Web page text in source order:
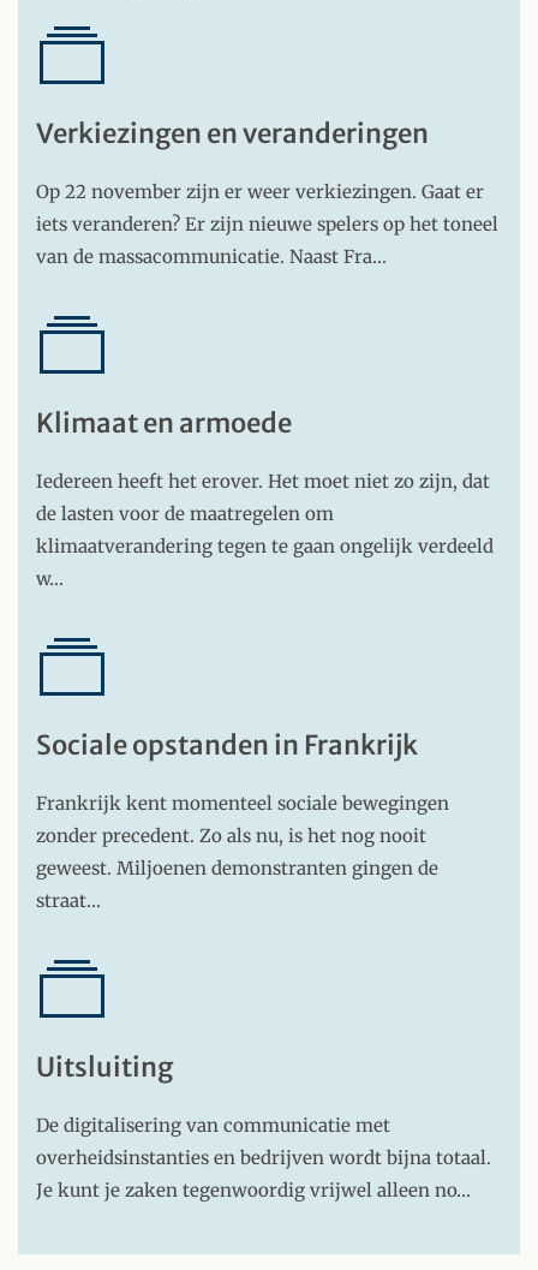
Verkiezingen en veranderingen
Op 22 november zijn er weer verkiezingen. Gaat er
iets veranderen? Er zijn nieuwe spelers op het toneel
van de massacommunicatie. Naast Fra…
Klimaat en armoede
Iedereen heeft het erover. Het moet niet zo zijn, dat
de lasten voor de maatregelen om
klimaatverandering tegen te gaan ongelijk verdeeld
w…
Sociale opstanden in Frankrijk
Frankrijk kent momenteel sociale bewegingen
zonder precedent. Zo als nu, is het nog nooit
geweest. Miljoenen demonstranten gingen de
straat…
Uitsluiting
De digitalisering van communicatie met
overheidsinstanties en bedrijven wordt bijna totaal.
Je kunt je zaken tegenwoordig vrijwel alleen no…